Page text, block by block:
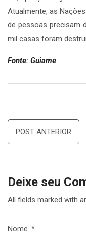
Atualmente, as
de pessoas precisam
mil casas foram
Fonte: Guiame
Navegação
de
POST ANTERIOR
Deixe seu
All fields marked with
Nome *